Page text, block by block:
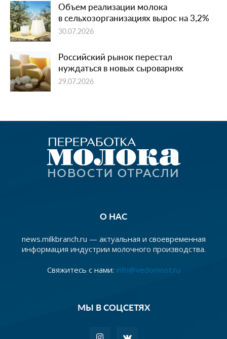
Объем реализации молока
в сельхозорганизациях вырос на 3,2%
30.07.2026
Российский рынок перестал
нуждаться в новых сыроварнях
29.07.2026
О НАС
news.milkbranch.ru — актуальная и своевременная
информация индустрии молочного производства.
Свяжитесь с нами: info@vedomost.ru
МЫ В СОЦСЕТЯХ